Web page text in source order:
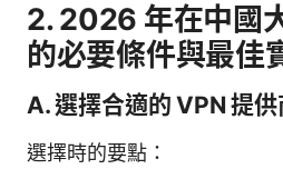
2. 2026 年在中國
的必要條件與最佳
A. 選擇合適的 VPN 提供
選擇時的要點：